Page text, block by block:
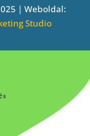
| Weboldal:
Studio